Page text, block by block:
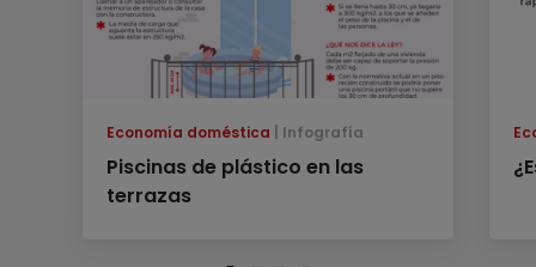
Economía doméstica Infografía
Piscinas de plástico en las
terrazas